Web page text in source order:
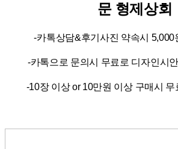
문 형제상회
-카톡상담&후기사진 약속시 5,000
-카톡으로 문의시 무료로 디자인시
-10장 이상 or 10만원 이상 구매시